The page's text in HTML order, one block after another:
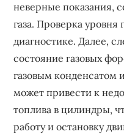
неверные показания,
газа. Проверка уровня
диагностике. Далее,
состояние газовых
газовым
может привести к
топлива в цилиндры,
работу и остановку